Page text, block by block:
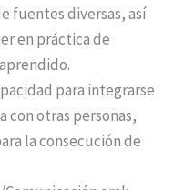
fuentes diversas, así
en práctica de
para integrarse
con otras personas,
la consecución de